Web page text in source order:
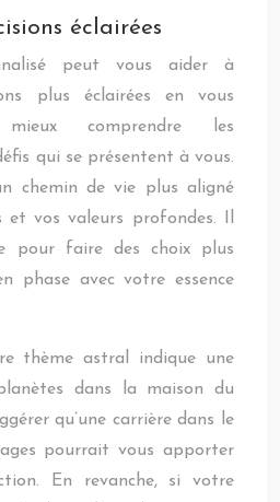
éclairées
peut vous aider à
plus éclairées en vous
comprendre les
qui se présentent à vous.
chemin de vie plus aligné
et vos valeurs profondes. Il
pour faire des choix plus
phase avec votre essence
thème astral indique une
dans la maison du
qu’une carrière dans le
pourrait vous apporter
En revanche, si votre